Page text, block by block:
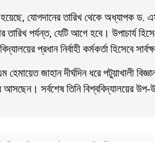
যোগদানের তারিখ থেকে অধ্যাপক ড.
পর্যন্ত, যেটি আগে হবে। উপাচার্য
প্রধান নির্বাহী কর্মকর্তা হিসেবে
জাহান দীর্ঘদিন ধরে পটুয়াখালী
সর্বশেষ তিনি বিশ্ববিদ্যালয়ের উপ-